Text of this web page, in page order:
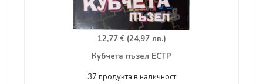
12,77 € (24,97 лв.)
Кубчета пъзел ЕСТР
37 продукта в наличност